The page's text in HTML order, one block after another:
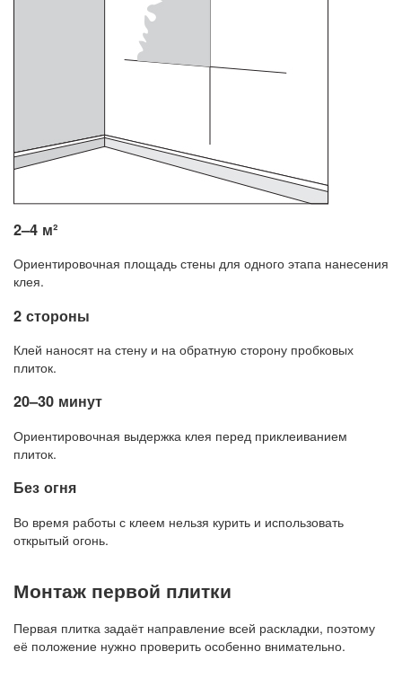
2–4 м²
Ориентировочная площадь стены для одного этапа нанесения
клея.
2 стороны
Клей наносят на стену и на обратную сторону пробковых
плиток.
20–30 минут
Ориентировочная выдержка клея перед приклеиванием
плиток.
Без огня
Во время работы с клеем нельзя курить и использовать
открытый огонь.
Монтаж первой плитки
Первая плитка задаёт направление всей раскладки, поэтому
её положение нужно проверить особенно внимательно.